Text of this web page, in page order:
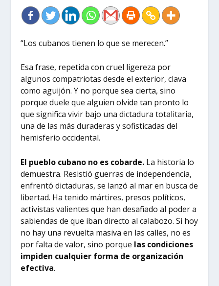
“Los cubanos tienen lo que se merecen.”
Esa frase, repetida con cruel ligereza por
algunos compatriotas desde el exterior, clava
como aguijón. Y no porque sea cierta, sino
porque duele que alguien olvide tan pronto lo
que significa vivir bajo una dictadura totalitaria,
una de las más duraderas y sofisticadas del
hemisferio occidental.
El pueblo cubano no es cobarde. La historia lo
demuestra. Resistió guerras de independencia,
enfrentó dictaduras, se lanzó al mar en busca de
libertad. Ha tenido mártires, presos políticos,
activistas valientes que han desafiado al poder a
sabiendas de que iban directo al calabozo. Si hoy
no hay una revuelta masiva en las calles, no es
por falta de valor, sino porque las condiciones
impiden cualquier forma de organización
efectiva.